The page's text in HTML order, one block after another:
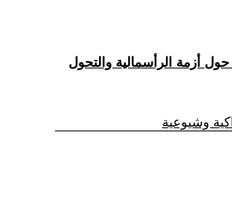
أزمة الرأسمالية والتحول
وشيوعية